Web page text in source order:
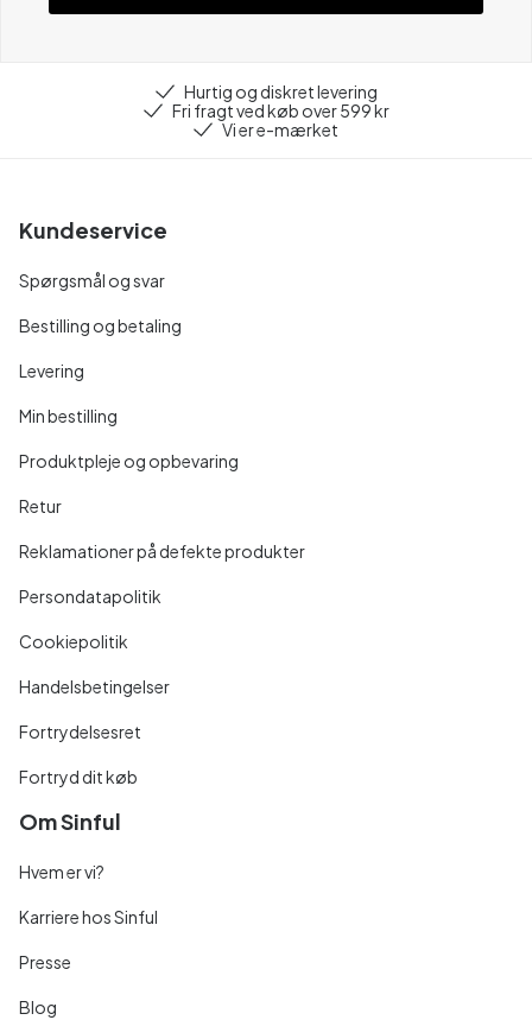
Hurtig og diskret levering
Fri fragt ved køb over 599 kr
Vi er e-mærket
Kundeservice
Spørgsmål og svar
Bestilling og betaling
Levering
Min bestilling
Produktpleje og opbevaring
Retur
Reklamationer på defekte produkter
Persondatapolitik
Cookiepolitik
Handelsbetingelser
Fortrydelsesret
Fortryd dit køb
Om Sinful
Hvem er vi?
Karriere hos Sinful
Presse
Blog